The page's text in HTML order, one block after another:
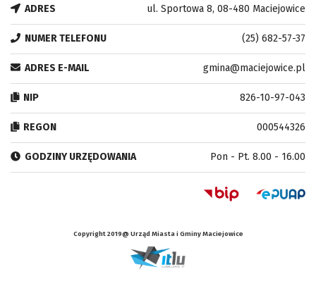
ADRES ul. Sportowa 8, 08-480 Maciejowice
NUMER TELEFONU (25) 682-57-37
ADRES E-MAIL gmina@maciejowice.pl
NIP 826-10-97-043
REGON 000544326
GODZINY URZĘDOWANIA Pon - Pt. 8.00 - 16.00
Copyright 2019@ Urząd Miasta i Gminy Maciejowice